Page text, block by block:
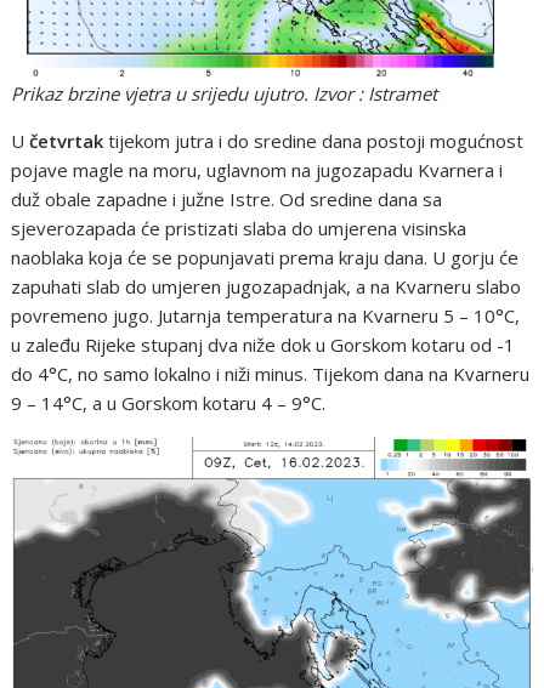
Prikaz brzine vjetra u srijedu ujutro. Izvor : Istramet
Učetvrtak tijekom jutra i do sredine dana postoji mogućnost
pojave magle na moru, uglavnom na jugozapadu Kvarnera i
duž obale zapadne i južne Istre. Od sredine dana sa
sjeverozapada će pristizati slaba do umjerena visinska
naoblaka koja će se popunjavati prema kraju dana. U gorju će
zapuhati slab do umjeren jugozapadnjak, a na Kvarneru slabo
povremeno jugo. Jutarnja temperatura na Kvarneru 5 – 10°C,
u zaleđu Rijeke stupanj dva niže dok u Gorskom kotaru od -1
do 4°C, no samo lokalno i niži minus. Tijekom dana na Kvarneru
9 – 14°C, a u Gorskom kotaru 4 – 9°C.